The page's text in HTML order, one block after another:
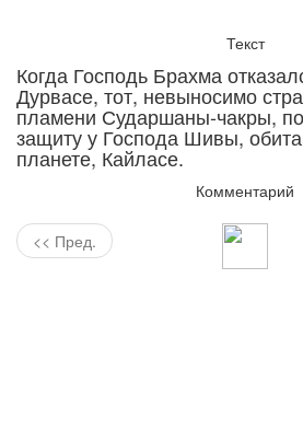
Текст
Когда Господь Брахма
Дурвасе, тот, невыносимо
пламени Сударшаны-чакры,
защиту у Господа Шивы,
планете, Кайласе.
Комментарий
<< Пред.